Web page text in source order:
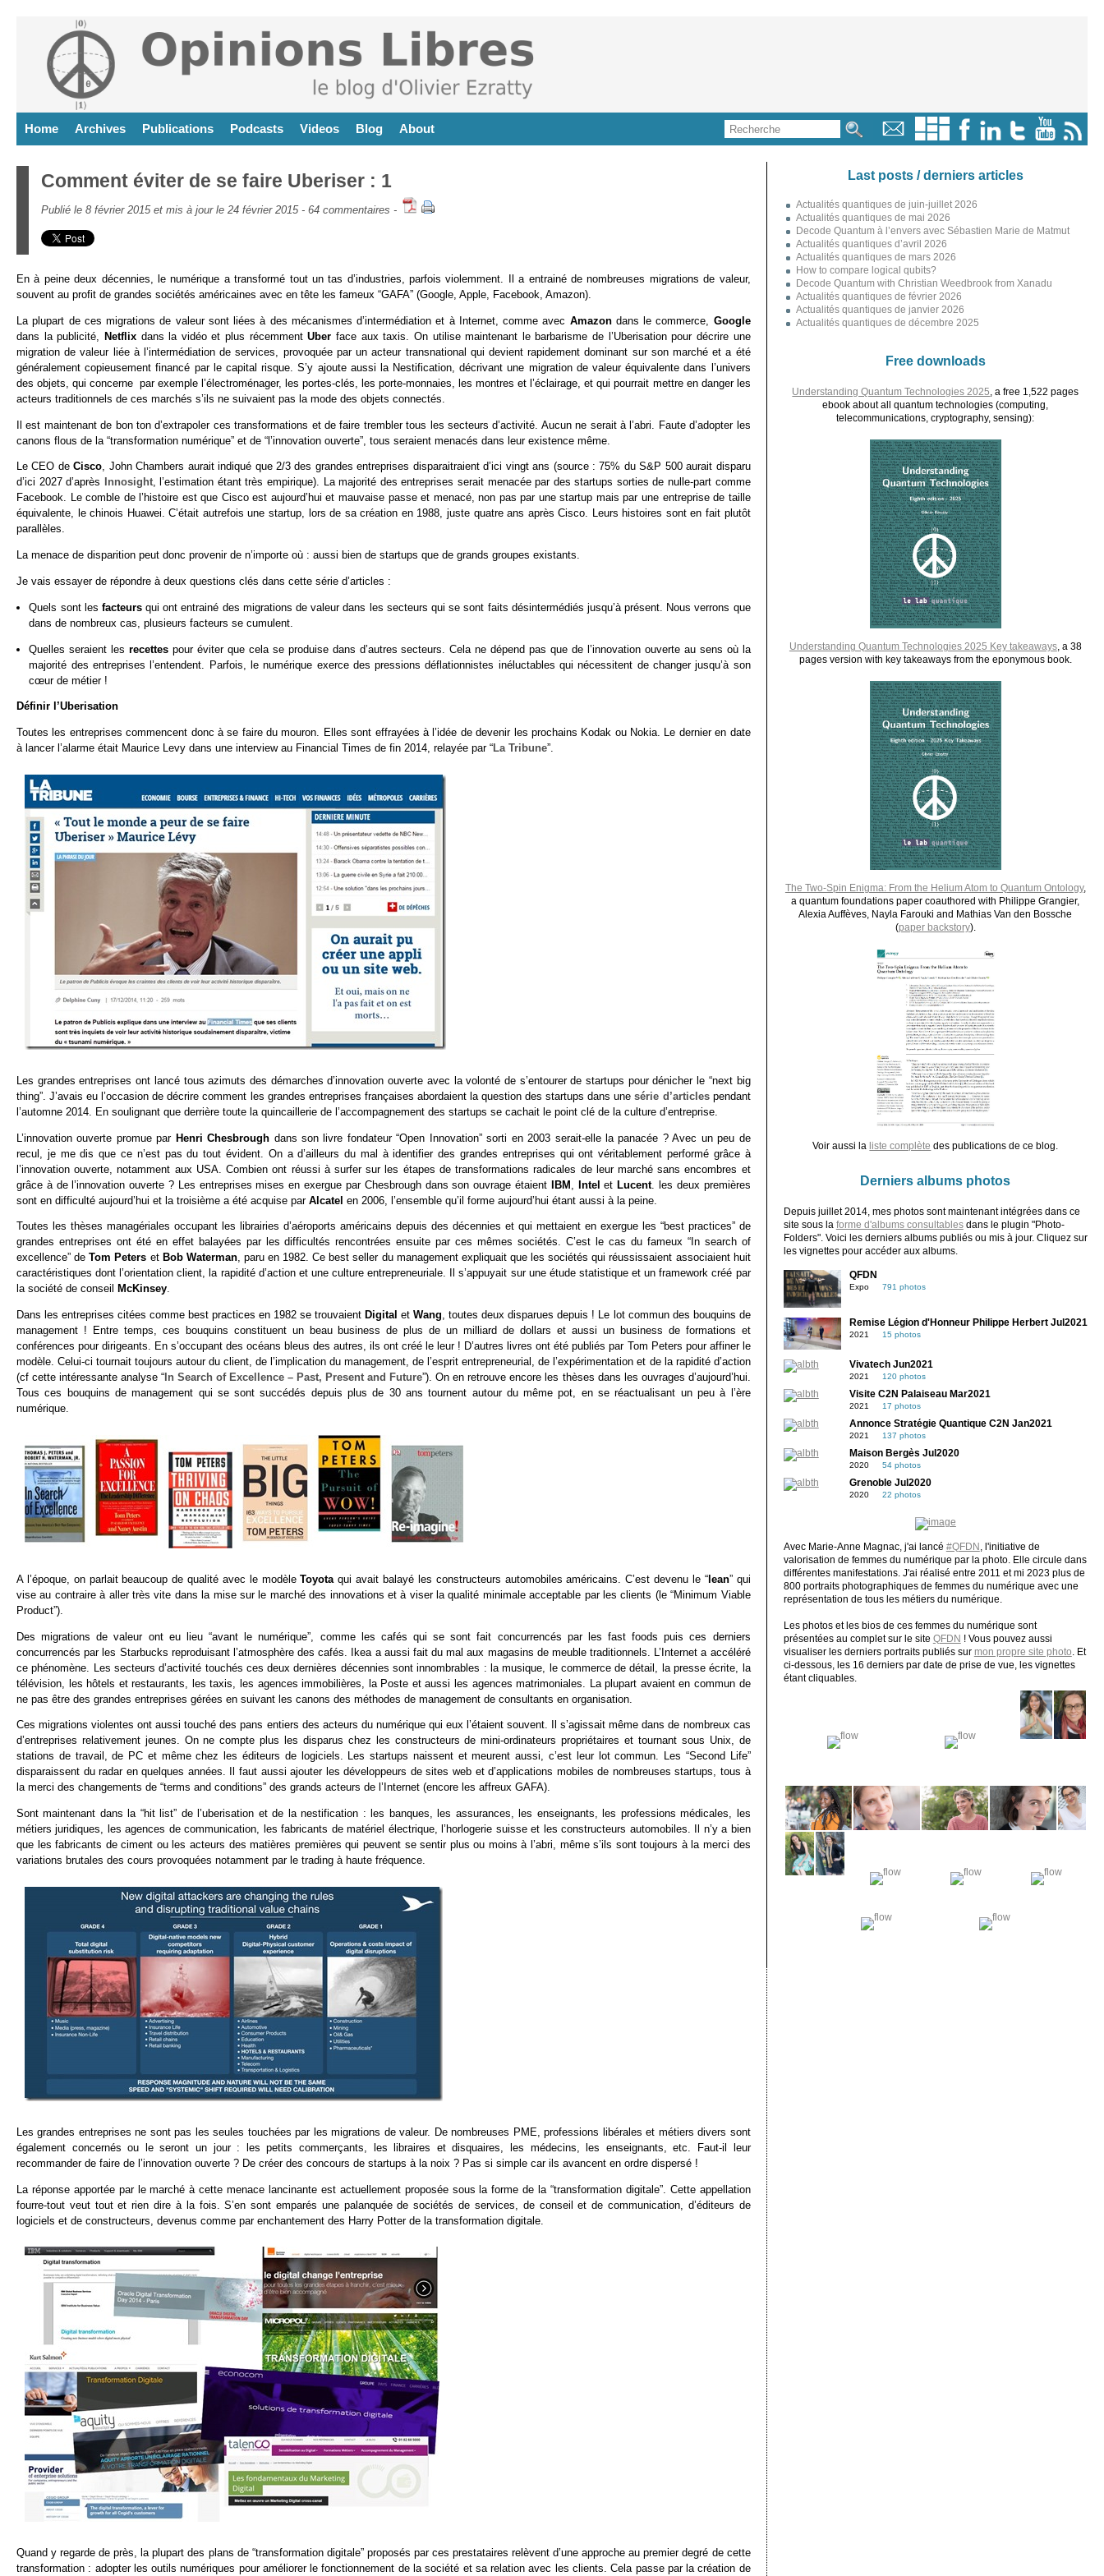
Home Archives Publications Podcasts Videos Blog About
Comment éviter de se faire Uberiser : 1
Publié le 8 février 2015 et mis à jour le 24 février 2015 - 64 commentaires -
En à peine deux décennies, le numérique a transformé tout un tas d’industries, parfois violemment. Il a entrainé de nombreuses migrations de valeur,
souvent au profit de grandes sociétés américaines avec en tête les fameux “GAFA” (Google, Apple, Facebook, Amazon).
La plupart de ces migrations de valeur sont liées à des mécanismes d’intermédiation et à Internet, comme avec Amazon dans le commerce, Google
dans la publicité,
Netflix dans la vidéo et plus récemmentUber face aux taxis. On utilise maintenant le barbarisme de l’Uberisation pour décrire une
migration de valeur liée à l’intermédiation de services, provoquée par un acteur transnational qui devient rapidement dominant sur son marché et a été
généralement copieusement financé par le capital risque. S’y ajoute aussi la Nestification, décrivant une migration de valeur équivalente dans l’univers
des objets, qui concerne par exemple l’électroménager, les portes-clés, les porte-monnaies, les montres et l’éclairage, et qui pourrait mettre en danger les
acteurs traditionnels de ces marchés s’ils ne suivaient pas la mode des objets connectés.
Il est maintenant de bon ton d’extrapoler ces transformations et de faire trembler tous les secteurs d’activité. Aucun ne serait à l’abri. Faute d’adopter les
canons flous de la “transformation numérique” et de “l’innovation ouverte”, tous seraient menacés dans leur existence même.
Le CEO deCisco, John Chambers aurait indiqué que 2/3 des grandes entreprises disparaitraient d’ici vingt ans (source : 75% du S&P 500 aurait disparu
d’ici 2027 d’après
Innosight, l’estimation étant très empirique). La majorité des entreprises serait menacée par des startups sorties de nulle-part comme
Facebook. Le comble de l’histoire est que Cisco est aujourd’hui et mauvaise passe et menacé, non pas par une startup mais par une entreprise de taille
équivalente, le chinois Huawei. C’était autrefois une startup, lors de sa création en 1988, juste quatre ans après Cisco. Leurs histoires sont en fait plutôt
parallèles.
La menace de disparition peut donc provenir de n’importe où : aussi bien de startups que de grands groupes existants.
Je vais essayer de répondre à deux questions clés dans cette série d’articles :
Quels sont les facteursqui ont entrainé des migrations de valeur dans les secteurs qui se sont faits désintermédiés jusqu’à présent. Nous verrons que
dans de nombreux cas, plusieurs facteurs se cumulent.
Quelles seraient lesrecettes pour éviter que cela se produise dans d’autres secteurs. Cela ne dépend pas que de l’innovation ouverte au sens où la
majorité des entreprises l’entendent. Parfois, le numérique exerce des pressions déflationnistes inéluctables qui nécessitent de changer jusqu’à son
cœur de métier !
Définir l’Uberisation
Toutes les entreprises commencent donc à se faire du mouron. Elles sont effrayées à l’idée de devenir les prochains Kodak ou Nokia. Le dernier en date
à lancer l’alarme était Maurice Levy dans une interview au Financial Times de fin 2014, relayée par “La Tribune”.
Les grandes entreprises ont lancé tous azimuts des démarches d’innovation ouverte avec la volonté de s’entourer de startups pour dénicher le “next big
thing”. J’avais eu l’occasion de décrire comment les grandes entreprises françaises abordaient la question des startups dans unesérie d’articlespendant
l’automne 2014. En soulignant que derrière toute la quincaillerie de l’accompagnement des startups se cachait le point clé de la culture d’entreprise.
L’innovation ouverte promue par Henri Chesbrough dans son livre fondateur “Open Innovation” sorti en 2003 serait-elle la panacée ? Avec un peu de
recul, je me dis que ce n’est pas du tout évident. On a d’ailleurs du mal à identifier des grandes entreprises qui ont véritablement performé grâce à
l’innovation ouverte, notamment aux USA. Combien ont réussi à surfer sur les étapes de transformations radicales de leur marché sans encombres et
grâce à de l’innovation ouverte ? Les entreprises mises en exergue par Chesbrough dans son ouvrage étaient IBM Intel etLucent. les deux premières
sont en difficulté aujourd’hui et la troisième a été acquise par Alcatel en 2006, l’ensemble qu’il forme aujourd’hui étant aussi à la peine.
Toutes les thèses managériales occupant les librairies d’aéroports américains depuis des décennies et qui mettaient en exergue les “best practices” de
grandes entreprises ont été en effet balayées par les difficultés rencontrées ensuite par ces mêmes sociétés. C’est le cas du fameux “In search of
excellence” deTom Peters et Bob Waterman, paru en 1982. Ce best seller du management expliquait que les sociétés qui réussissaient associaient huit
caractéristiques dont l’orientation client, la rapidité d’action et une culture entrepreneuriale. Il s’appuyait sur une étude statistique et un framework créé par
la société de conseil
McKinsey.
Dans les entreprises citées comme best practices en 1982 se trouvaient Digital etWang, toutes deux disparues depuis ! Le lot commun des bouquins de
management ! Entre temps, ces bouquins constituent un beau business de plus de un milliard de dollars et aussi un business de formations et
conférences pour dirigeants. En s’occupant des océans bleus des autres, ils ont créé le leur ! D’autres livres ont été publiés par Tom Peters pour affiner le
modèle. Celui-ci tournait toujours autour du client, de l’implication du management, de l’esprit entrepreneurial, de l’expérimentation et de la rapidité d’action
(cf cette intéressante analyse “ In Search of Excellence – Past, Present and Future”). On en retrouve encore les thèses dans les ouvrages d’aujourd’hui.
Tous ces bouquins de management qui se sont succédés depuis plus de 30 ans tournent autour du même pot, en se réactualisant un peu à l’ère
numérique.
A l’époque, on parlait beaucoup de qualité avec le modèleToyotaqui avait balayé les constructeurs automobiles américains. C’est devenu le “lean” qui
vise au contraire à aller très vite dans la mise sur le marché des innovations et à viser la qualité minimale acceptable par les clients (le “Minimum Viable
Product”).
Des migrations de valeur ont eu lieu “avant le numérique”, comme les cafés qui se sont fait concurrencés par les fast foods puis ces derniers
concurrencés par les Starbucks reproduisant l’atmosphère des cafés. Ikea a aussi fait du mal aux magasins de meuble traditionnels. L’Internet a accéléré
ce phénomène. Les secteurs d’activité touchés ces deux dernières décennies sont innombrables : la musique, le commerce de détail, la presse écrite, la
télévision, les hôtels et restaurants, les taxis, les agences immobilières, la Poste et aussi les agences matrimoniales. La plupart avaient en commun de
ne pas être des grandes entreprises gérées en suivant les canons des méthodes de management de consultants en organisation.
Ces migrations violentes ont aussi touché des pans entiers des acteurs du numérique qui eux l’étaient souvent. Il s’agissait même dans de nombreux cas
d’entreprises relativement jeunes. On ne compte plus les disparus chez les constructeurs de mini-ordinateurs propriétaires et tournant sous Unix, de
stations de travail, de PC et même chez les éditeurs de logiciels. Les startups naissent et meurent aussi, c’est leur lot commun. Les “Second Life”
disparaissent du radar en quelques années. Il faut aussi ajouter les développeurs de sites web et d’applications mobiles de nombreuses startups, tous à
la merci des changements de “terms and conditions” des grands acteurs de l’Internet (encore les affreux GAFA).
Sont maintenant dans la “hit list” de l’uberisation et de la nestification : les banques, les assurances, les enseignants, les professions médicales, les
métiers juridiques, les agences de communication, les fabricants de matériel électrique, l’horlogerie suisse et les constructeurs automobiles. Il n’y a bien
que les fabricants de ciment ou les acteurs des matières premières qui peuvent se sentir plus ou moins à l’abri, même s’ils sont toujours à la merci des
variations brutales des cours provoquées notamment par le trading à haute fréquence.
Les grandes entreprises ne sont pas les seules touchées par les migrations de valeur. De nombreuses PME, professions libérales et métiers divers sont
également concernés ou le seront un jour : les petits commerçants, les libraires et disquaires, les médecins, les enseignants, etc. Faut-il leur
recommander de faire de l’innovation ouverte ? De créer des concours de startups à la noix ? Pas si simple car ils avancent en ordre dispersé !
La réponse apportée par le marché à cette menace lancinante est actuellement proposée sous la forme de la “transformation digitale”. Cette appellation
fourre-tout veut tout et rien dire à la fois. S’en sont emparés une palanquée de sociétés de services, de conseil et de communication, d’éditeurs de
logiciels et de constructeurs, devenus comme par enchantement des Harry Potter de la transformation digitale.
Quand y regarde de près, la plupart des plans de “transformation digitale” proposés par ces prestataires relèvent d’une approche au premier degré de cette
transformation : adopter les outils numériques pour améliorer le fonctionnement de la société et sa relation avec les clients. Cela passe par la création de
Last posts / derniers articles
Actualités quantiques de juin-juillet 2026
Actualités quantiques de mai 2026
Decode Quantum à l’envers avec Sébastien Marie de Matmut
Actualités quantiques d’avril 2026
Actualités quantiques de mars 2026
How to compare logical qubits?
Decode Quantum with Christian Weedbrook from Xanadu
Actualités quantiques de février 2026
Actualités quantiques de janvier 2026
Actualités quantiques de décembre 2025
Free downloads
Understanding Quantum Technologies 2025 , a free 1,522 pages
ebook about all quantum technologies (computing,
telecommunications, cryptography, sensing):
Understanding Quantum Technologies 2025 Key takeaways, a 38
pages version with key takeaways from the eponymous book.
The Two-Spin Enigma: From the Helium Atom to Quantum Ontology,
a quantum foundations paper coauthored with Philippe Grangier,
Alexia Auffèves, Nayla Farouki and Mathias Van den Bossche
(paper backstory).
Voir aussi la liste complète des publications de ce blog.
Derniers albums photos
Depuis juillet 2014, mes photos sont maintenant intégrées dans ce
site sous la forme d'albums consultablesdans le plugin "Photo-
Folders". Voici les derniers albums publiés ou mis à jour. Cliquez sur
les vignettes pour accéder aux albums.
QFDN
Expo 791 photos
Remise Légion d'Honneur Philippe Herbert Jul2021
2021 15 photos
Vivatech Jun2021
2021 120 photos
Visite C2N Palaiseau Mar2021
2021 17 photos
Annonce Stratégie Quantique C2N Jan2021
2021 137 photos
Maison Bergès Jul2020
2020 54 photos
Grenoble Jul2020
2020 22 photos
Avec Marie-Anne Magnac, j'ai lancé #QFDN , l'initiative de
valorisation de femmes du numérique par la photo. Elle circule dans
différentes manifestations. J'ai réalisé entre 2011 et mi 2023 plus de
800 portraits photographiques de femmes du numérique avec une
représentation de tous les métiers du numérique.
Les photos et les bios de ces femmes du numérique sont
présentées au complet sur le site QFDN ! Vous pouvez aussi
visualiser les derniers portraits publiés sur mon propre site photo. Et
ci-dessous, les 16 derniers par date de prise de vue, les vignettes
étant cliquables.